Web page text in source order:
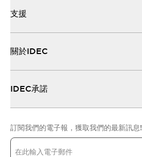
支援
關於IDEC
IDEC承諾
訂閱我們的電子報，獲取我們的最新訊息!